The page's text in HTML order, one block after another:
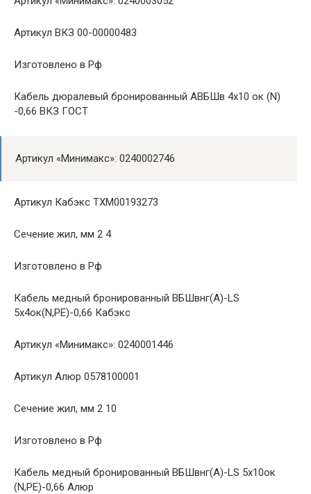
Артикул ВКЗ 00-00000483
Изготовлено в Рф
Кабель дюралевый бронированный АВБШв 4х10 ок (N)
-0,66 ВКЗ ГОСТ
Артикул «Минимакс»: 0240002746
Артикул Кабэкс ТХМ00193273
Сечение жил, мм 2 4
Изготовлено в Рф
Кабель медный бронированный ВБШвнг(A)-LS
5х4ок(N,PE)-0,66 Кабэкс
Артикул «Минимакс»: 0240001446
Артикул Алюр 0578100001
Сечение жил, мм 2 10
Изготовлено в Рф
Кабель медный бронированный ВБШвнг(A)-LS 5х10ок
(N,РЕ)-0,66 Алюр